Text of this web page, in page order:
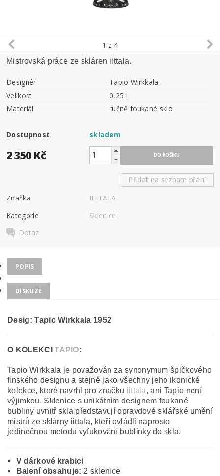
1 z 4
Mistrovská práce ze skláren iittala.
Designér
Tapio Wirkkala
Velikost
0,25 l
Materiál
ručně foukané sklo
Dostupnost skladem
2 350 Kč
Přidat na seznam přání
Značka
IITTALA
Kategorie
Sklenice
Dotaz
POPIS
DISKUZE
Desig: Tapio Wirkkala 1952
O KOLEKCITAPIO:
Tapio Wirkkala je považován za synonymum špičkového
finského designu a stejně jako všechny jeho ikonické
kolekce, které navrhl pro značku iittala, ani Tapio není
výjimkou. Sklenice s unikátním designem foukané
bubliny uvnitř skla představují opravdové sklářské umění
mistrů ze sklárny iittala, kteří ovládli naprosto
jedinečnou metodu vyfukování bublinky do skla.
V dárkové krabici
Balení obsahuje: 2 sklenice